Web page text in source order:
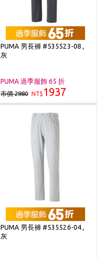
PUMA 男長褲 #535523-08 ,
灰
PUMA 過季服飾 65 折
市價 2980 NT$ 1937
PUMA 男長褲 #535526-04 ,
灰